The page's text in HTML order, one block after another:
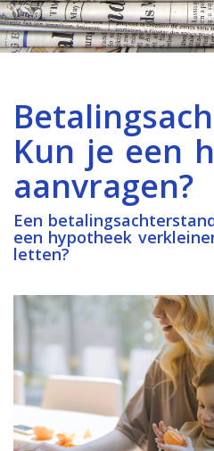
Kun je een
aanvragen?
Een
een hypotheek
letten?